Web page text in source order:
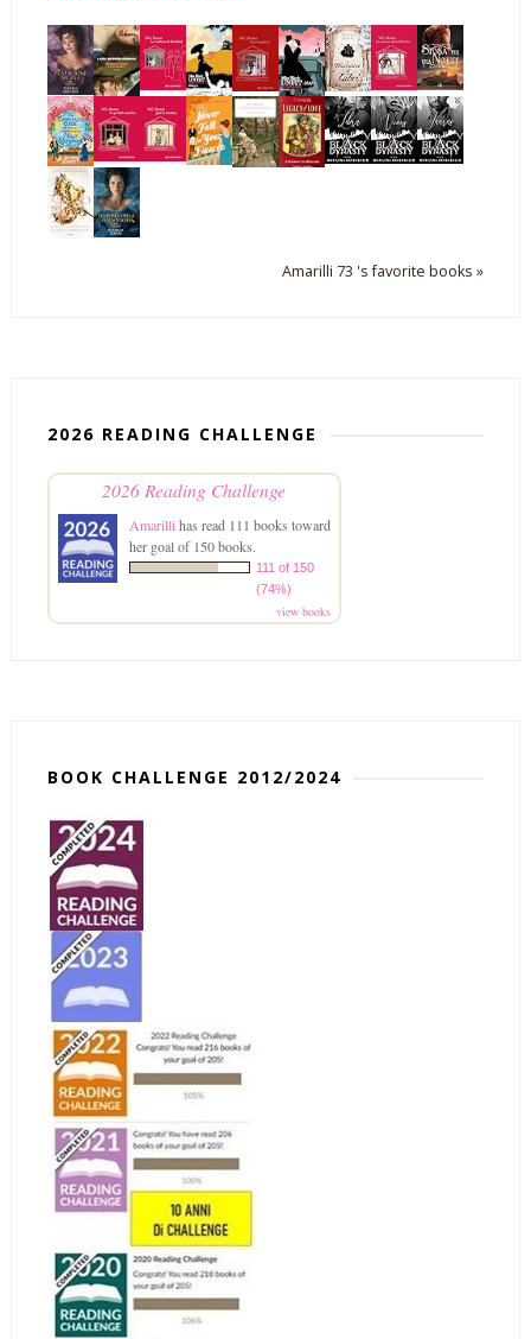
Amarilli 73 's favorite books »
2026 READING CHALLENGE
2026 Reading Challenge
Amarillihas read 111 books toward
her goal of 150 books.
111 of 150
(74%)
view books
BOOK CHALLENGE 2012/2024